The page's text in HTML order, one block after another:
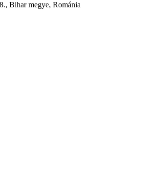
Bihar megye, Románia